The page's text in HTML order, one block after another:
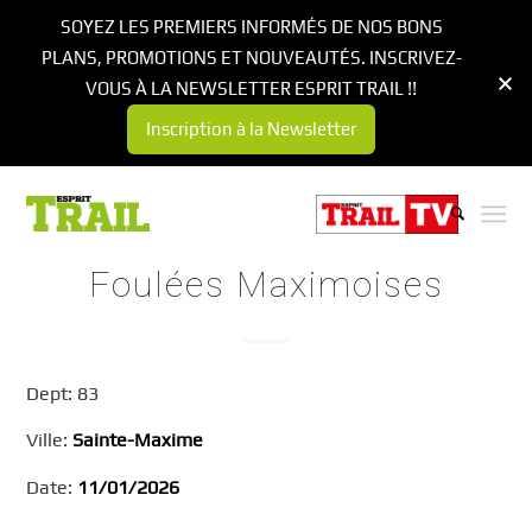
Foulées Maximoises
Dept: 83
Ville: Sainte-Maxime
Date: 11/01/2026
SOYEZ LES PREMIERS INFORMÉS DE NOS BONS
PLANS, PROMOTIONS ET NOUVEAUTÉS. INSCRIVEZ-
VOUS À LA NEWSLETTER ESPRIT TRAIL !!
Inscription à la Newsletter